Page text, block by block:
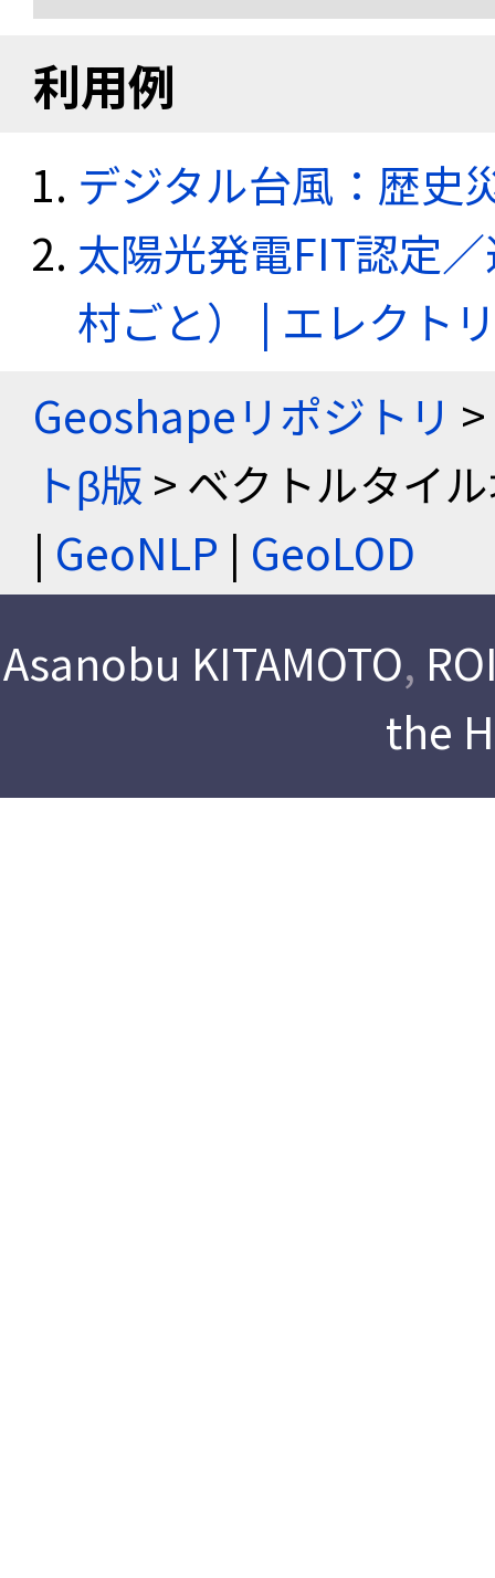
利用例
デジタル台風：歴史
太陽光発電FIT認定
村ごと） | エレクト
Geoshapeリポジトリ >
トβ版 > ベクトルタイ
| GeoNLP | GeoLOD
Asanobu KITAMOTO,
the